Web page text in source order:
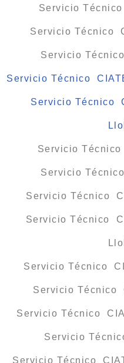
Servicio
Servicio Técnico
Servicio
Servicio Técnico
Servicio Técnico
Servicio
Servicio
Servicio Técnico
Servicio Técnico
Servicio Técnico
Servicio Técnico
Servicio Técnico
Servicio
Servicio Técnico